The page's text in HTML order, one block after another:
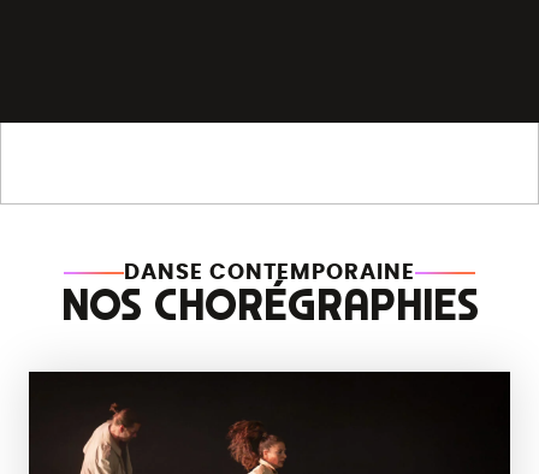
DANSE CONTEMPORAINE
NOS CHORÉGRAPHIES
Veuillez choisir :